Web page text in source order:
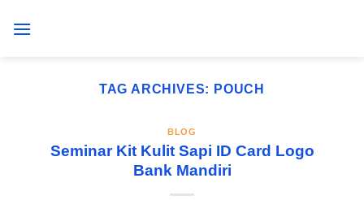
TAG ARCHIVES: POUCH
BLOG
Seminar Kit Kulit Sapi ID Card Logo
Bank Mandiri